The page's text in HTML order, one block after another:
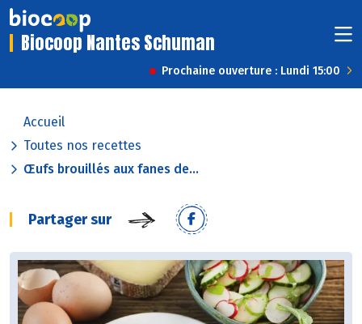
Biocoop Nantes Schuman
Prochaine ouverture : Lundi 15:00
Accueil
Toutes nos recettes
Œufs brouillés aux fanes de...
Partager sur